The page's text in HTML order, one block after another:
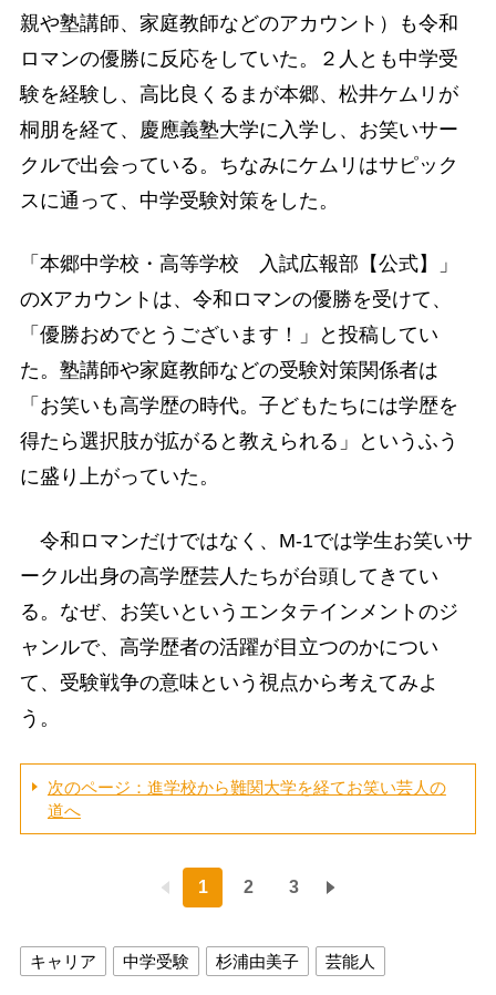
親や塾講師、家庭教師などのアカウント）も令和
ロマンの優勝に反応をしていた。２人とも中学受
験を経験し、高比良くるまが本郷、松井ケムリが
桐朋を経て、慶應義塾大学に入学し、お笑いサー
クルで出会っている。ちなみにケムリはサピック
スに通って、中学受験対策をした。
「本郷中学校・高等学校 入試広報部【公式】」
のXアカウントは、令和ロマンの優勝を受けて、
「優勝おめでとうございます！」と投稿してい
た。塾講師や家庭教師などの受験対策関係者は
「お笑いも高学歴の時代。子どもたちには学歴を
得たら選択肢が拡がると教えられる」というふう
に盛り上がっていた。
令和ロマンだけではなく、M-1では学生お笑いサ
ークル出身の高学歴芸人たちが台頭してきてい
る。なぜ、お笑いというエンタテインメントのジ
ャンルで、高学歴者の活躍が目立つのかについ
て、受験戦争の意味という視点から考えてみよ
う。
次のページ：進学校から難関大学を経てお笑い芸人の
道へ
1 2 3
キャリア 中学受験 杉浦由美子 芸能人